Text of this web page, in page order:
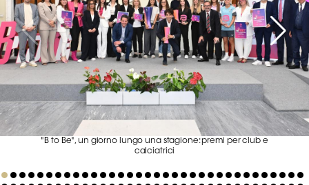
Serie
B
Femminile
Museo
Shop
I
nazionali
"B to Be", un giorno lungo una stagione: premi per club e
calciatrici